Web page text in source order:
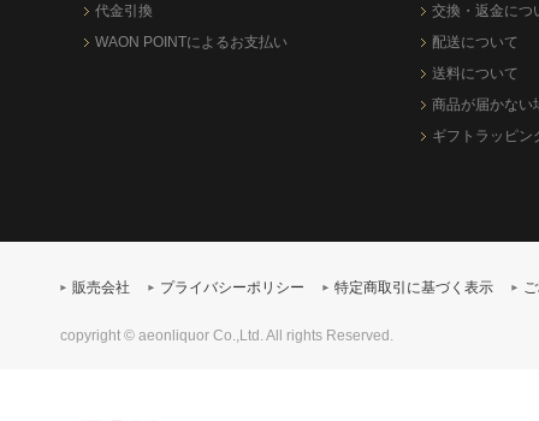
代金引換
WAON POINTによるお支払い
交換・返金につ
配送について
送料について
商品が届かない
ギフトラッピン
販売会社 プライバシーポリシー 特定商取引に基づく表示
copyright © aeonliquor Co.,Ltd. All rights Reserved.